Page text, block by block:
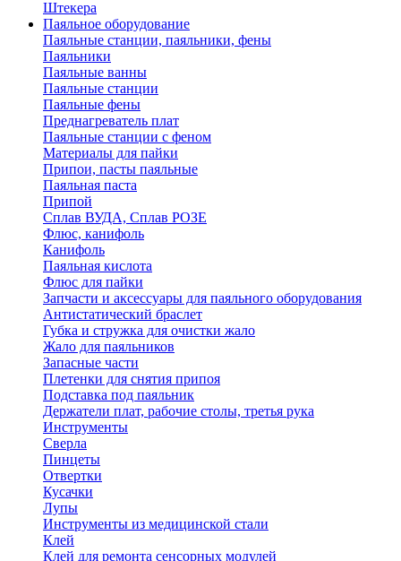
Штекера
Паяльное оборудование
Паяльные станции, паяльники, фены
Паяльники
Паяльные ванны
Паяльные станции
Паяльные фены
Преднагреватель плат
Паяльные станции с феном
Материалы для пайки
Припои, пасты паяльные
Паяльная паста
Припой
Сплав ВУДА, Сплав РОЗЕ
Флюс, канифоль
Канифоль
Паяльная кислота
Флюс для пайки
Запчасти и аксессуары для паяльного оборудования
Антистатический браслет
Губка и стружка для очистки жало
Жало для паяльников
Запасные части
Плетенки для снятия припоя
Подставка под паяльник
Держатели плат, рабочие столы, третья рука
Инструменты
Сверла
Пинцеты
Отвертки
Кусачки
Лупы
Инструменты из медицинской стали
Клей
Клей для ремонта сенсорных модулей